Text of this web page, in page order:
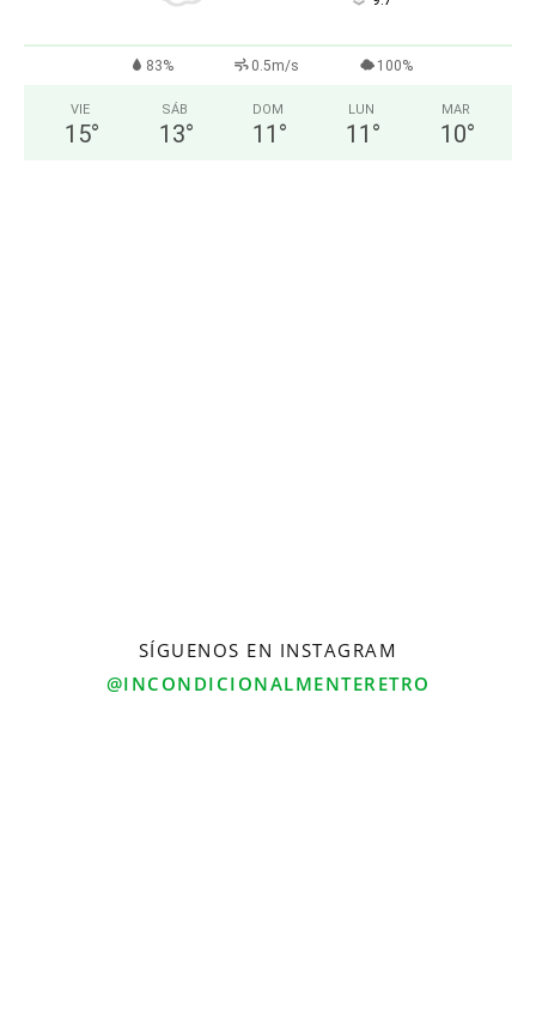
83% 0.5m/s 100%
VIE
15°
SÁB
13°
DOM
11 °
LUN
11 °
MAR
10°
SÍGUENOS EN INSTAGRAM
@INCONDICIONALMENTERETRO